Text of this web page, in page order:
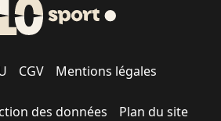
CGV Mentions légales
des données Plan du site